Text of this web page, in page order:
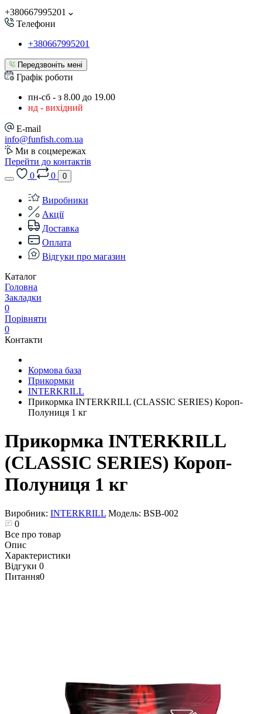
+380667995201
Телефони
+380667995201
Передзвоніть мені
Графік роботи
пн-сб - з 8.00 до 19.00
нд - вихідний
E-mail
info@funfish.com.ua
Ми в соцмережах
Перейти до контактів
0
0 0
Виробники
Акції
Доставка
Оплата
Відгуки про магазин
Каталог
Головна
Закладки
0
Порівняти
0
Контакти
Кормова база
Прикормки
INTERKRILL
Прикормка INTERKRILL (CLASSIC SERIES) Короп-
Полуниця 1 кг
Прикормка INTERKRILL
(CLASSIC SERIES) Короп-
Полуниця 1 кг
Виробник: INTERKRILL Модель: BSB-002
0
Все про товар
Опис
Характеристики
Відгуки 0
Питання0